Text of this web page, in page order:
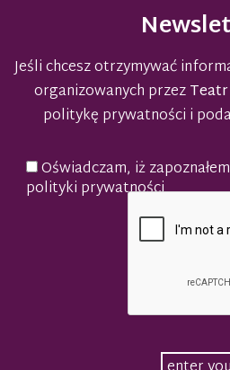
Jeśli chcesz otrzymywać
organizowanych przez
politykę prywatności i
Oświadczam, iż
polityki prywatności